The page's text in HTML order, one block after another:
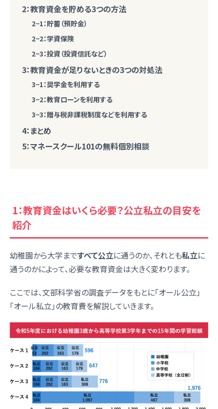
2：教育資金を貯める3つの方法
2−1：貯蓄（預貯金）
2−2：学資保険
2−3：投資（投資信託など）
3：教育資金が足りないときの3つの対処法
3−1：奨学金を利用する
3−2：教育ローンを利用する
3−3：贈与税非課税制度などを利用する
4：まとめ
5：マネースクール101の無料個別相談
1：教育資金はいくら必要？公立私立の目安を
紹介
幼稚園から大学まですべて公立に通うのか、それとも私立に
通うのかによって、必要な教育資金は大きく変わります。
ここでは、文部科学省の調査データをもとに「オール公立」
「オール私立」の教育費を解説していきます。